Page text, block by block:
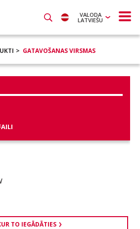
VALODA
LATVIEŠU
GATAVOŠANAS VIRSMAS
TO IEGĀDĀTIES